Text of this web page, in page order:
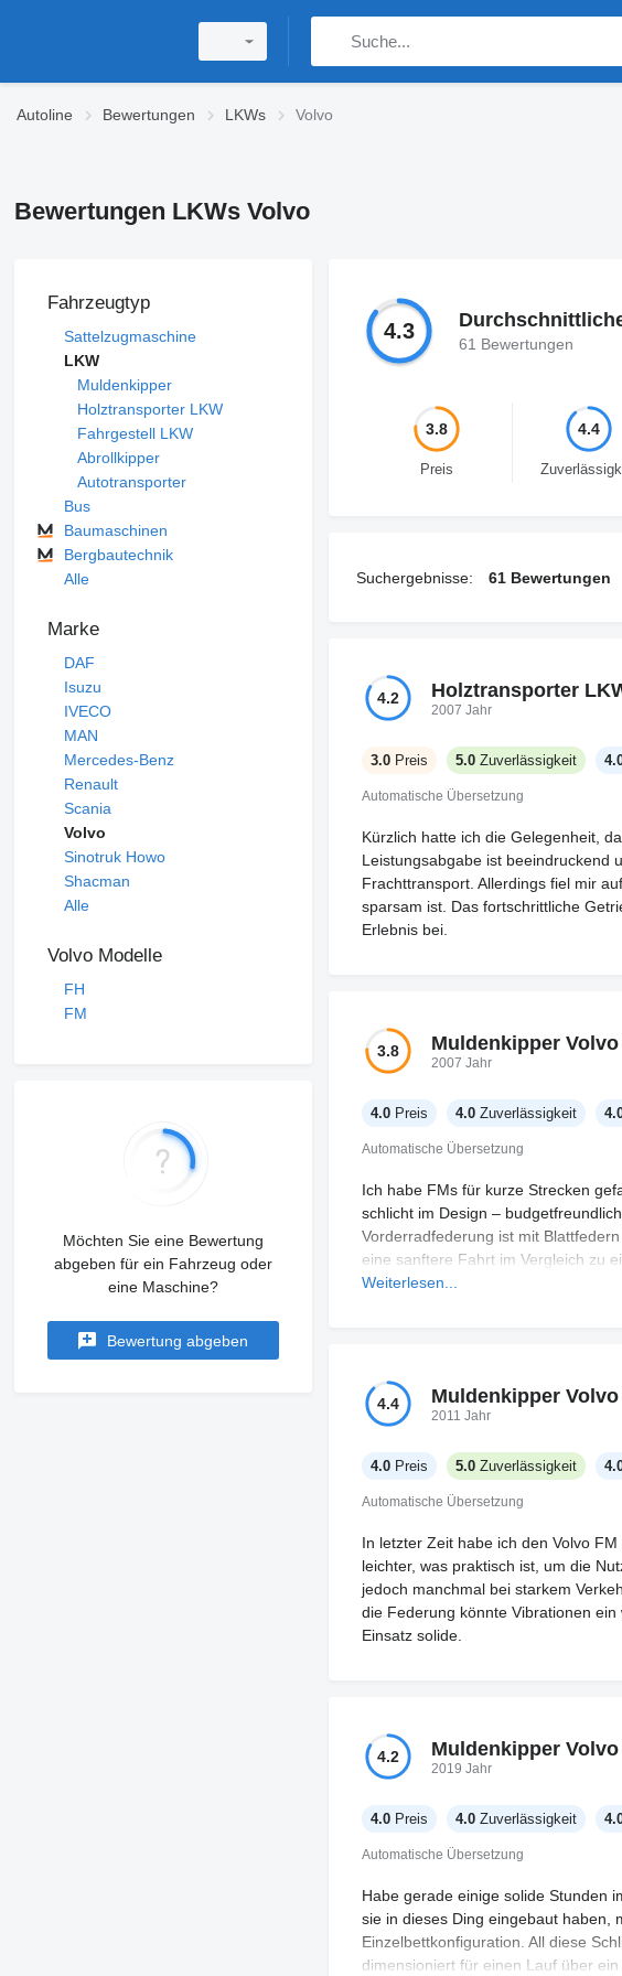
Autoline Bewertungen LKWs Volvo
Bewertungen LKWs Volvo
Fahrzeugtyp
Sattelzugmaschine
LKW
Muldenkipper
Holztransporter LKW
Fahrgestell LKW
Abrollkipper
Autotransporter
Bus
Baumaschinen
Bergbautechnik
Alle
Marke
DAF
Isuzu
IVECO
MAN
Mercedes-Benz
Renault
Scania
Volvo
Sinotruk Howo
Shacman
Alle
Volvo Modelle
FH
FM
Möchten Sie eine Bewertung
abgeben für ein Fahrzeug oder
eine Maschine?
Bewertung abgeben
4.3
61 Bewertungen
3.8
Preis
4.4
Suchergebnisse: 61 Bewertungen
4.2 Holztransporter
2007 Jahr
3.0 Preis 5.0 Zuverlässigkeit
Automatische Übersetzung
Kürzlich hatte ich die Gelegenheit,
Leistungsabgabe ist beeindruckend
Frachttransport. Allerdings fiel mir
sparsam ist. Das fortschrittliche
Erlebnis bei.
3.8 Muldenkipper Volvo
2007 Jahr
4.0 Preis 4.0 Zuverlässigkeit
Automatische Übersetzung
Ich habe FMs für kurze Strecken
schlicht im Design –
Vorderradfederung ist mit
eine sanftere Fahrt im Vergleich zu
aber nicht für lange Fahrten. Viele
stellenweise auf, aber die
Die Anordnung der Heizung/
einfach zu warten ist, ist es eine
Weiterlesen...
4.4 Muldenkipper Volvo
2011 Jahr
4.0 Preis 5.0 Zuverlässigkeit
Automatische Übersetzung
In letzter Zeit habe ich den Volvo
leichter, was praktisch ist, um die
jedoch manchmal bei starkem
die Federung könnte Vibrationen
Einsatz solide.
4.2 Muldenkipper Volvo
2019 Jahr
4.0 Preis 4.0 Zuverlässigkeit
Automatische Übersetzung
Habe gerade einige solide Stunden
sie in dieses Ding eingebaut haben,
Einzelbettkonfiguration. All diese
dimensioniert für einen Lauf über